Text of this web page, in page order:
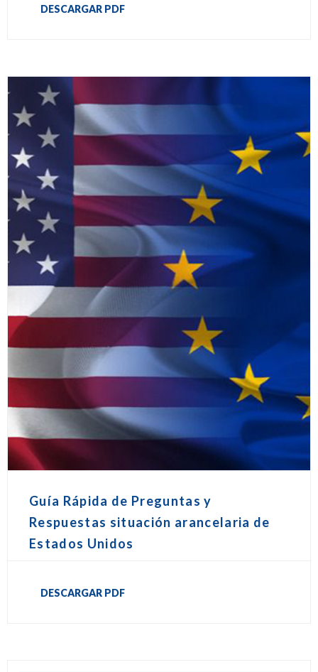
DESCARGAR PDF
Guía Rápida de Preguntas y
Respuestas situación arancelaria de
Estados Unidos
DESCARGAR PDF